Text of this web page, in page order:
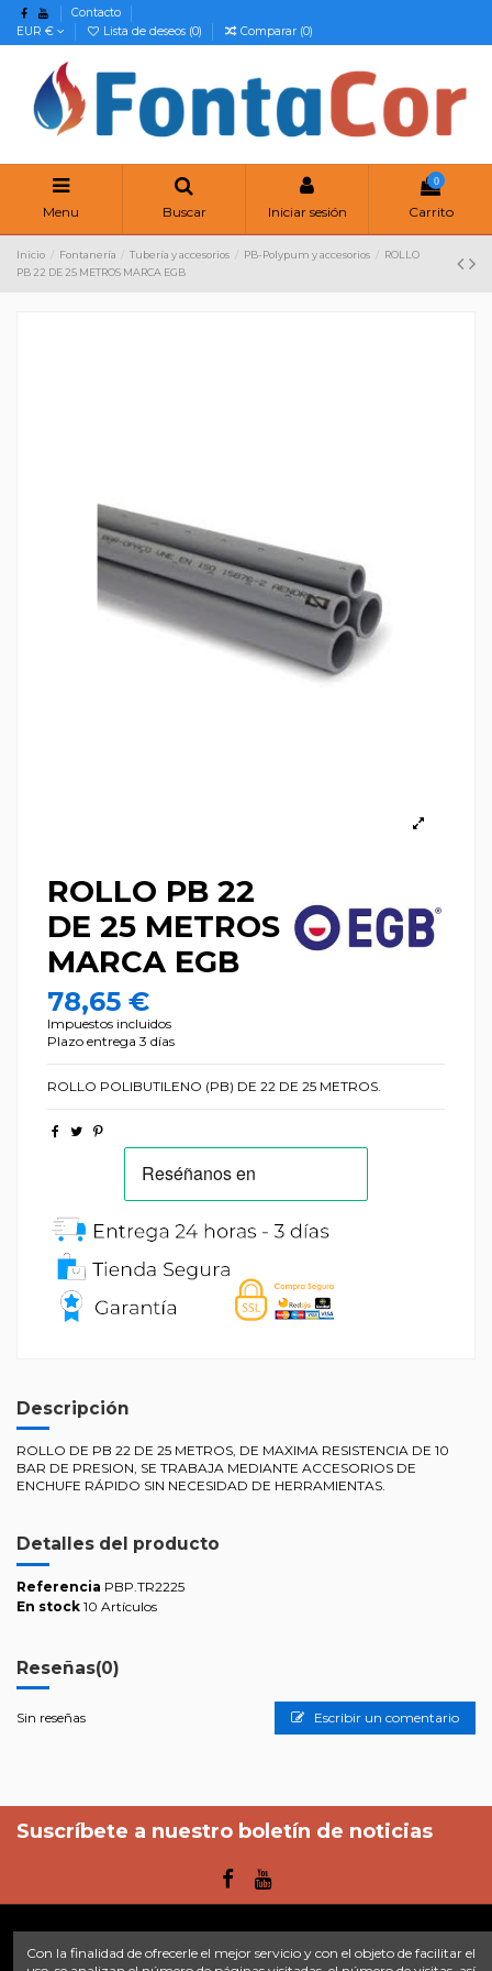
Contacto
EUR €
Lista de deseos (0) Comparar (0)
Menu Buscar Iniciar sesión
0
Carrito
Inicio Fontanería Tubería y accesorios PB-Polypum y accesorios
ROLLO
PB 22 DE 25 METROS MARCA EGB
ROLLO PB 22
DE 25 METROS
MARCA EGB
78,65 €
Impuestos incluidos
Plazo entrega 3 días
ROLLO POLIBUTILENO (PB) DE 22 DE 25 METROS.
Descripción
ROLLO DE PB 22 DE 25 METROS, DE MAXIMA RESISTENCIA DE 10
BAR DE PRESION, SE TRABAJA MEDIANTE ACCESORIOS DE
ENCHUFE RÁPIDO SIN NECESIDAD DE HERRAMIENTAS.
Detalles del producto
Referencia PBP.TR2225
En stock 10 Artículos
Reseñas(0)
Sin reseñas Escribir un comentario
Suscríbete a nuestro boletín de noticias
Con la finalidad de ofrecerle el mejor servicio y con el objeto de facilitar el